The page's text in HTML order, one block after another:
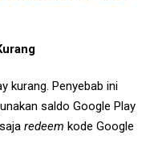
kurang. Penyebab ini
saldo Google Play
redeem kode Google